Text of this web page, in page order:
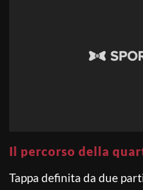
Il percorso della
Tappa definita da due